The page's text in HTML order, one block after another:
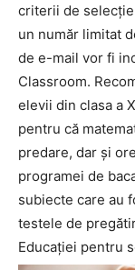
criterii de
un număr limitat
de e-mail vor fi
Classroom.
elevii din clasa a
pentru că
predare, dar şi
programei de
subiecte care au
testele de
Educaţiei pentru